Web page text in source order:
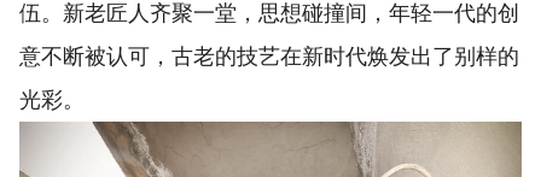
伍。新老匠人齐聚一堂，思想碰撞间，年轻一代的创
意不断被认可，古老的技艺在新时代焕发出了别样的
光彩。